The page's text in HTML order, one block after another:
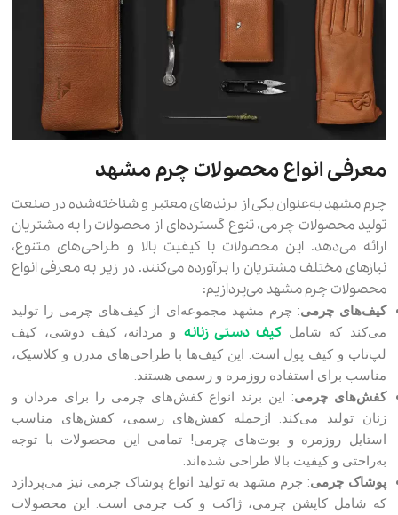
معرفی انواع محصولات چرم مشهد
چرم مشهد به‌عنوان یکی از برندهای معتبر و شناخته‌شده در صنعت
تولید محصولات چرمی، تنوع گسترده‌ای از محصولات را به مشتریان
ارائه می‌دهد. این محصولات با کیفیت بالا و طراحی‌های متنوع،
نیازهای مختلف مشتریان را برآورده می‌کنند. در زیر به معرفی انواع
محصولات چرم مشهد می‌پردازیم:
کیف‌های چرمی: چرم مشهد مجموعه‌ای از کیف‌های چرمی را تولید
می‌کند که شاملکیف دستی زنانه و مردانه، کیف‌ دوشی، کیف‌
لپ‌تاپ و کیف‌ پول است. این کیف‌ها با طراحی‌های مدرن و کلاسیک،
مناسب برای استفاده روزمره و رسمی هستند.
کفش‌های چرمی: این برند انواع کفش‌های چرمی را برای مردان و
زنان تولید می‌کند. ازجمله کفش‌های رسمی، کفش‌های مناسب
استایل روزمره و بوت‌های چرمی! تمامی این محصولات با توجه
به‌راحتی و کیفیت بالا طراحی شده‌اند.
پوشاک چرمی: چرم مشهد به تولید انواع پوشاک چرمی نیز می‌پردازد
که شامل کاپشن‌ چرمی، ژاکت‌ و کت‌ چرمی است. این محصولات